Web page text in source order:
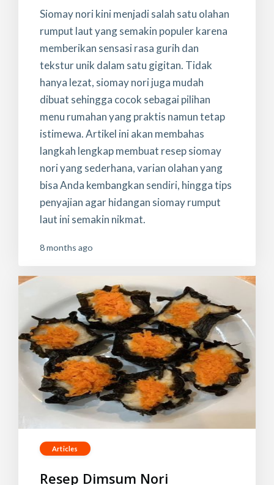
Siomay nori kini menjadi salah satu olahan
rumput laut yang semakin populer karena
memberikan sensasi rasa gurih dan
tekstur unik dalam satu gigitan. Tidak
hanya lezat, siomay nori juga mudah
dibuat sehingga cocok sebagai pilihan
menu rumahan yang praktis namun tetap
istimewa. Artikel ini akan membahas
langkah lengkap membuat resep siomay
nori yang sederhana, varian olahan yang
bisa Anda kembangkan sendiri, hingga tips
penyajian agar hidangan siomay rumput
laut ini semakin nikmat.
8 months ago
Articles
Resep Dimsum Nori